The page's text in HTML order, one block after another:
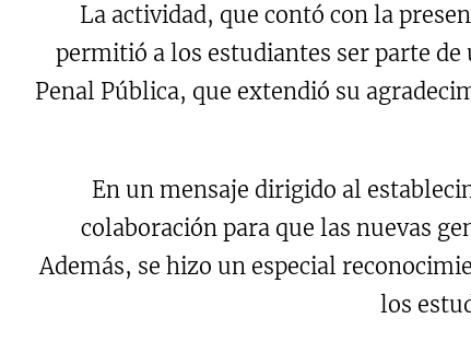
La actividad, que contó con la
permitió a los estudiantes ser parte
Penal Pública, que extendió su
En un mensaje dirigido al
colaboración para que las nuevas
Además, se hizo un especial
los